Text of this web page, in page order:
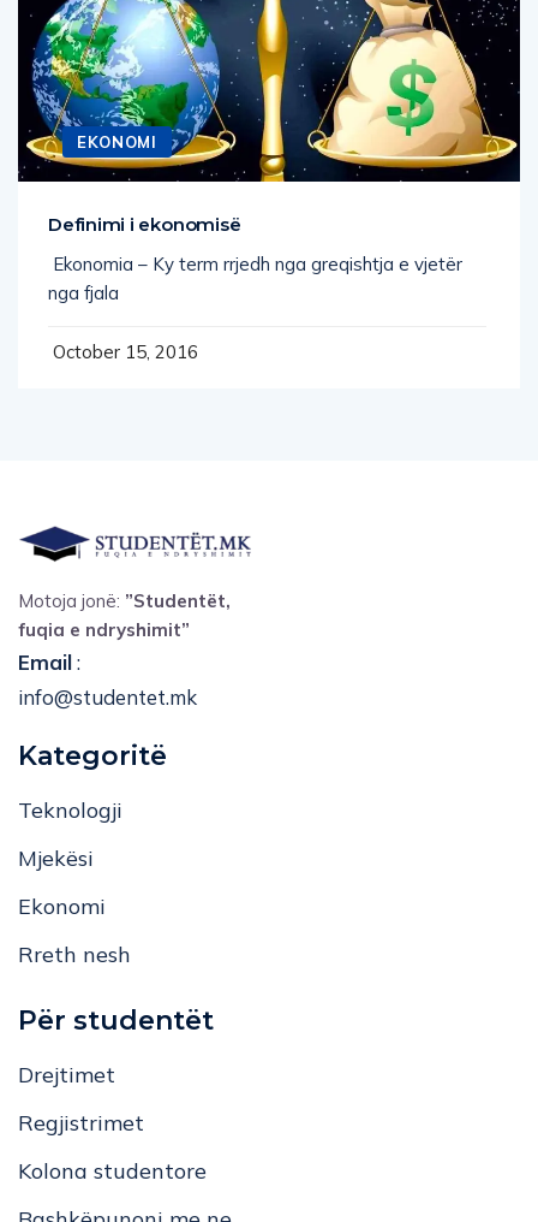
EKONOMI
Definimi i ekonomisë
Ekonomia – Ky term rrjedh nga greqishtja e vjetër
nga fjala
October 15, 2016
Motoja jonë: ”Studentët,
fuqia e ndryshimit”
Email:
info@studentet.mk
Kategoritë
Teknologji
Mjekësi
Ekonomi
Rreth nesh
Për studentët
Drejtimet
Regjistrimet
Kolona studentore